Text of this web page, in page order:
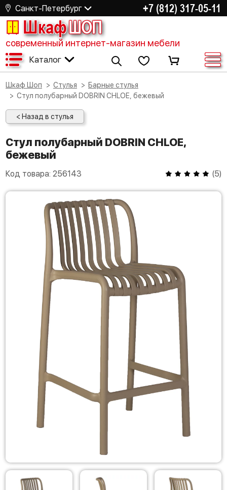
Санкт-Петербург +7 (812) 317-05-11
ШкафШОП
современный интернет-магазин мебели
Каталог
Шкаф Шоп Стулья
Барные стулья
Стул полубарный DOBRIN CHLOE, бежевый
< Назад в стулья
Стул полубарный DOBRIN CHLOE,
бежевый
Код товара: 256143 (5)